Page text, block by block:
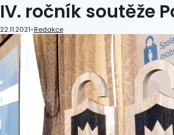
IV. ročník soutěže
22.11.2021-Redakce